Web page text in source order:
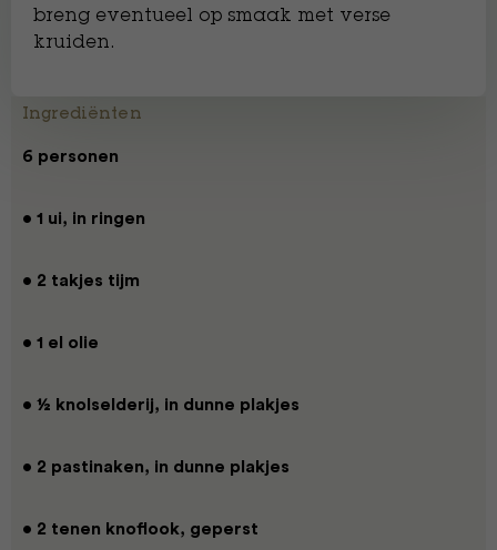
breng eventueel op smaak met verse
kruiden.
Ingrediënten
6 personen
• 1 ui, in ringen
• 2 takjes tijm
• 1 el olie
• ½ knolselderij, in dunne plakjes
• 2 pastinaken, in dunne plakjes
• 2 tenen knoflook, geperst